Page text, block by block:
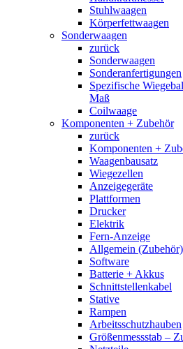
Stuhlwaagen
Körperfettwaagen
Sonderwaagen
zurück
Sonderwaagen
Sonderanfertigungen
Spezifische
Maß
Coilwaage
Komponenten + Zubehör
zurück
Komponenten +
Waagenbausatz
Wiegezellen
Anzeigegeräte
Plattformen
Drucker
Elektrik
Fern-Anzeige
Allgemein (Zubehör)
Software
Batterie + Akkus
Schnittstellenkabel
Stative
Rampen
Arbeitsschutzhauben
Größenmessstab –